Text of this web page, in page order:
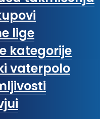
lige
kategorije
vaterpolo